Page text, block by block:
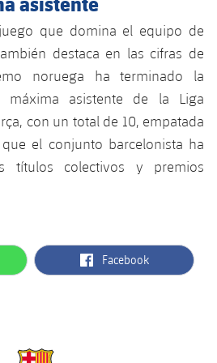
de ruedas
que domina el equipo de
destaca en las cifras de
noruega ha terminado la
máxima asistente de la Liga
con un total de 10, empatada
el conjunto barcelonista ha
títulos colectivos y premios
label.aria.facebook
Facebook